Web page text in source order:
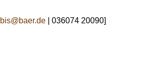
| 036074 20090]